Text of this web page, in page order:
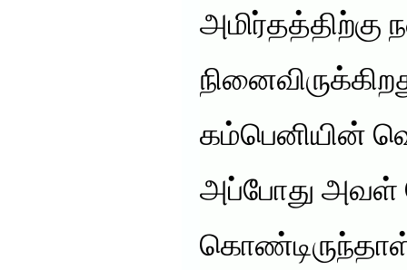
அமிர்தத்திற்கு
கம்பெனியின்
அப்போது அவள்